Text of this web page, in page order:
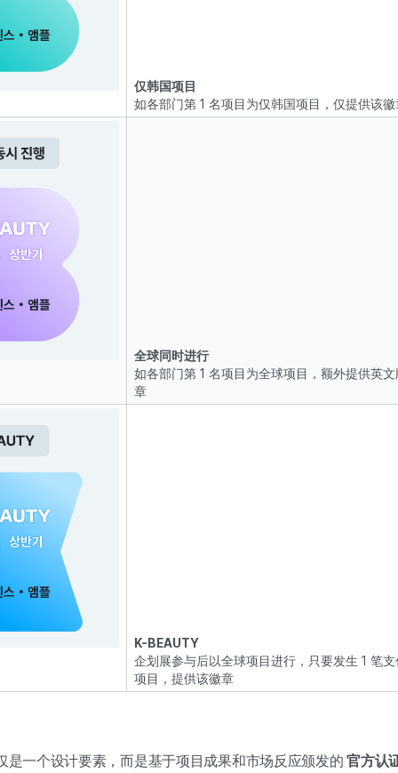
仅韩国项目
如各部门第 1 名项目为仅韩国项目，仅提供该徽
全球同时进行
如各部门第 1 名项目为全球项目，额外提供英文
章
K-BEAUTY
企划展参与后以全球项目进行，只要发生 1 笔支
项目，提供该徽章
是一个设计要素，而是基于项目成果和市场反应颁发的官方认